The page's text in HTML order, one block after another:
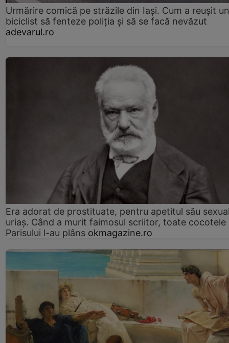
Urmărire comică pe străzile din Iași. Cum a reușit un
biciclist să fenteze poliția și să se facă nevăzut
adevarul.ro
Era adorat de prostituate, pentru apetitul său
uriaș. Când a murit faimosul scriitor, toate cocotele
Parisului l-au plâns okmagazine.ro